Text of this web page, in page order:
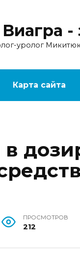
уролог
Карта сайта
ПРОСМОТРОВ
212